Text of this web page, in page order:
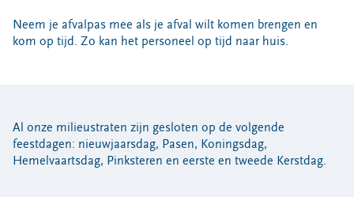
Neem je afvalpas mee als je afval wilt komen brengen en
kom op tijd. Zo kan het personeel op tijd naar huis.
Al onze milieustraten zijn gesloten op de volgende
feestdagen: nieuwjaarsdag, Pasen, Koningsdag,
Hemelvaartsdag, Pinksteren en eerste en tweede Kerstdag.